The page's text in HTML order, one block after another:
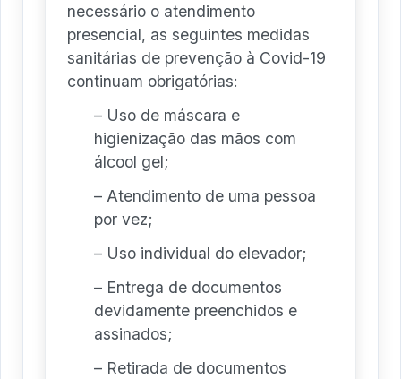
necessário o atendimento
presencial, as seguintes medidas
sanitárias de prevenção à Covid-19
continuam obrigatórias:
– Uso de máscara e
higienização das mãos com
álcool gel;
– Atendimento de uma pessoa
por vez;
– Uso individual do elevador;
– Entrega de documentos
devidamente preenchidos e
assinados;
– Retirada de documentos